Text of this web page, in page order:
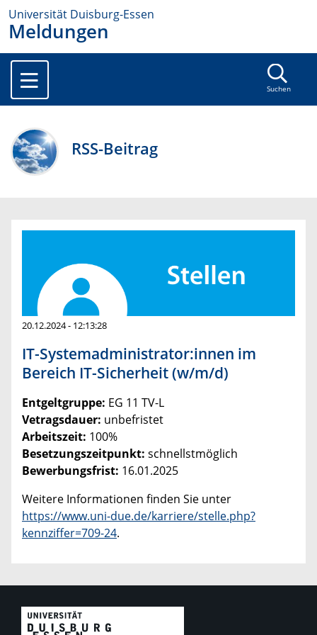
Universität Duisburg-Essen
Meldungen
Suchen
RSS-Beitrag
20.12.2024 - 12:13:28
IT-Systemadministrator:innen im
Bereich IT-Sicherheit (w/m/d)
Entgeltgruppe: EG 11 TV-L
Vetragsdauer: unbefristet
Arbeitszeit: 100%
Besetzungszeitpunkt: schnellstmöglich
Bewerbungsfrist: 16.01.2025
Weitere Informationen finden Sie unter
https://www.uni-due.de/karriere/stelle.php?
kennziffer=709-24.